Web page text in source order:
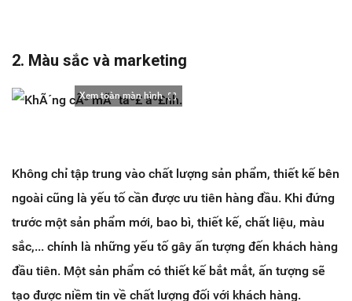
2. Màu sắc và marketing
Xem toàn màn hình
Không chỉ tập trung vào chất lượng sản phẩm, thiết kế bên
ngoài cũng là yếu tố cần được ưu tiên hàng đầu. Khi đứng
trước một sản phẩm mới, bao bì, thiết kế, chất liệu, màu
sắc,... chính là những yếu tố gây ấn tượng đến khách hàng
đầu tiên. Một sản phẩm có thiết kế bắt mắt, ấn tượng sẽ
tạo được niềm tin về chất lượng đối với khách hàng.